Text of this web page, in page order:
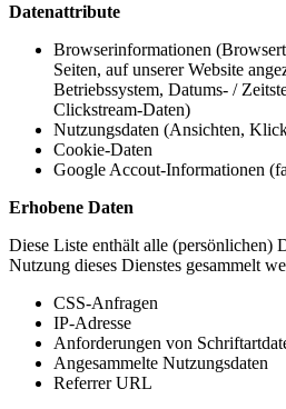
Datenattribute
Browserinformationen
Seiten, auf unserer Website
Betriebssystem, Datums- /
Clickstream-Daten)
Nutzungsdaten (Ansichten,
Cookie-Daten
Google Accout-Informationen
Erhobene Daten
Diese Liste enthält alle (persönlichen)
Nutzung dieses Dienstes gesammelt
CSS-Anfragen
IP-Adresse
Anforderungen von
Angesammelte Nutzungsdaten
Referrer URL